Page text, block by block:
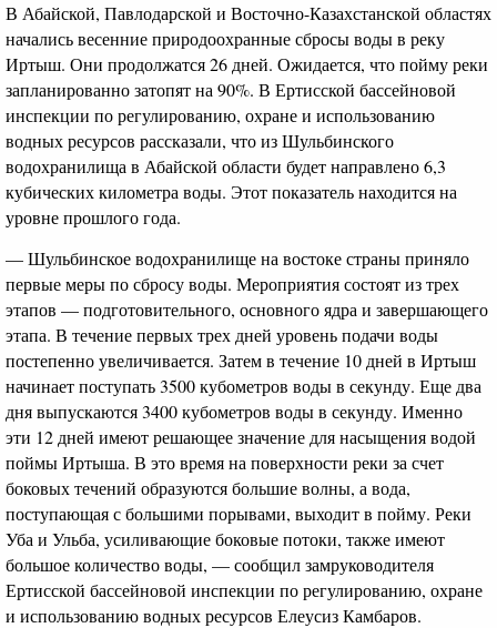
В Абайской, Павлодарской и Восточно-Казахстанской областях
начались весенние природоохранные сбросы воды в реку
Иртыш. Они продолжатся 26 дней. Ожидается, что пойму реки
запланированно затопят на 90%. В Ертисской бассейновой
инспекции по регулированию, охране и использованию
водных ресурсов рассказали, что из Шульбинского
водохранилища в Абайской области будет направлено 6,3
кубических километра воды. Этот показатель находится на
уровне прошлого года.
— Шульбинское водохранилище на востоке страны приняло
первые меры по сбросу воды. Мероприятия состоят из трех
этапов — подготовительного, основного ядра и завершающего
этапа. В течение первых трех дней уровень подачи воды
постепенно увеличивается. Затем в течение 10 дней в Иртыш
начинает поступать 3500 кубометров воды в секунду. Еще два
дня выпускаются 3400 кубометров воды в секунду. Именно
эти 12 дней имеют решающее значение для насыщения водой
поймы Иртыша. В это время на поверхности реки за счет
боковых течений образуются большие волны, а вода,
поступающая с большими порывами, выходит в пойму. Реки
Уба и Ульба, усиливающие боковые потоки, также имеют
большое количество воды, — сообщил замруководителя
Ертисской бассейновой инспекции по регулированию, охране
и использованию водных ресурсов Елеусиз Камбаров.